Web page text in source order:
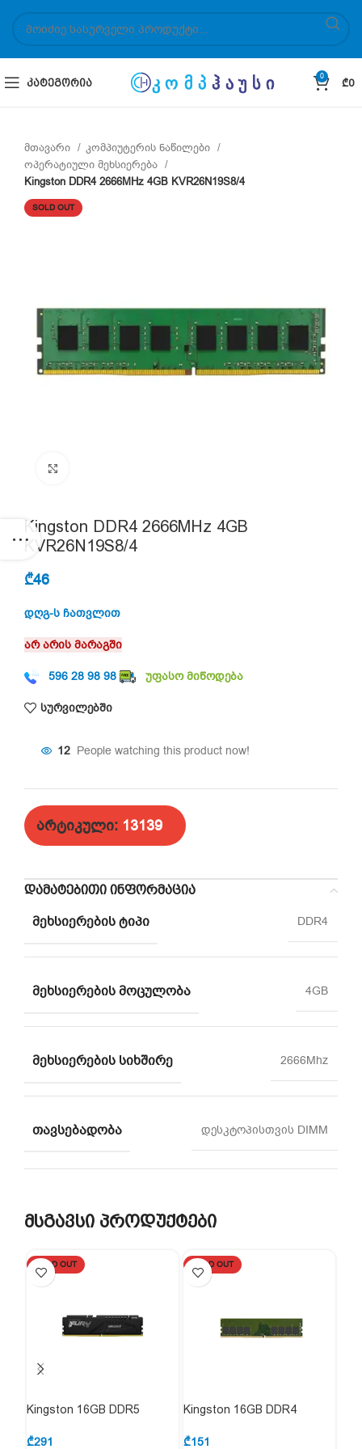
ᲙᲐᲢᲔᲒᲝᲠᲘᲐ
0
₾0
მთავარი
კომპიუტერის ნაწილები
ოპერატიული მეხსიერება
Kingston DDR4 2666MHz 4GB KVR26N19S8/4
SOLD OUT
Kingston DDR4 2666MHz 4GB
KVR26N19S8/4
₾46
დღგ-ს ჩათვლით
არ არის მარაგში
596 28 98 98 უფასო მიწოდება
სურვილებში
12 People watching this product now!
არტიკული: 13139
ᲓᲐᲛᲐᲢᲔᲑᲘᲗᲘ ᲘᲜᲤᲝᲠᲛᲐᲪᲘᲐ
ᲛᲔᲮᲡᲘᲔᲠᲔᲑᲘᲡ ᲢᲘᲞᲘ DDR4
ᲛᲔᲮᲡᲘᲔᲠᲔᲑᲘᲡ ᲛᲝᲪᲣᲚᲝᲑᲐ 4GB
ᲛᲔᲮᲡᲘᲔᲠᲔᲑᲘᲡ ᲡᲘᲮᲨᲘᲠᲔ 2666Mhz
ᲗᲐᲕᲡᲔᲑᲐᲓᲝᲑᲐ დესკტოპისთვის DIMM
მსგავსი პროდუქტები
SOLD OUT
Kingston 16GB DDR5
₾291
SOLD OUT
Kingston 16GB DDR4
₾151